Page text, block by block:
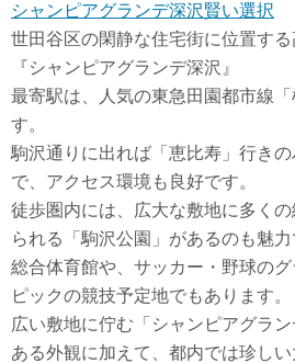
シャンピアグランデ深沢賢い選択
世田谷区の閑静な住宅街に位置す
『シャンピアグランデ深沢』
最寄駅は、人気の東急田園都市線
す。
駒沢通りに出れば「恵比寿」行き
で、アクセス環境も良好です。
徒歩圏内には、広大な敷地に多く
られる「駒沢公園」があるのも魅力
総合体育館や、サッカー・野球の
ピックの競技予定地でもあります。
広い敷地に佇む「シャンピアグラ
ある外観に加えて、都内では珍し